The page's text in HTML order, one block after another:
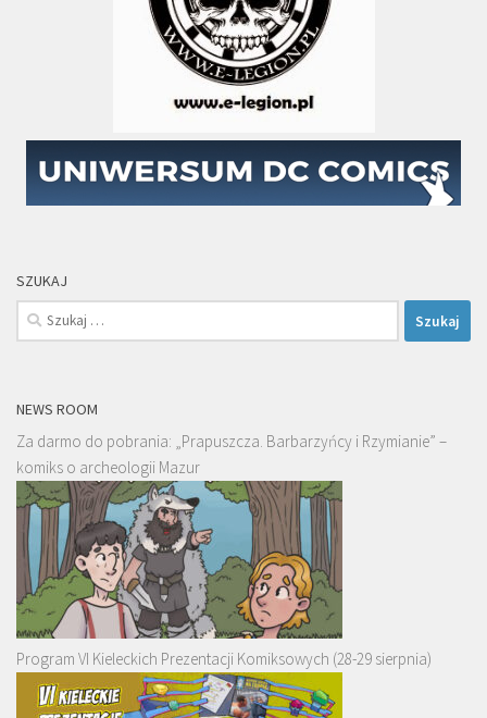
SZUKAJ
Szukaj:
NEWS ROOM
Za darmo do pobrania: „Prapuszcza. Barbarzyńcy i Rzymianie” –
komiks o archeologii Mazur
Program VI Kieleckich Prezentacji Komiksowych (28-29 sierpnia)